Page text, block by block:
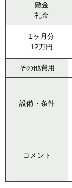
敷金
礼金
1ヶ月分
12万円
その他費用
設備・条件
コメント